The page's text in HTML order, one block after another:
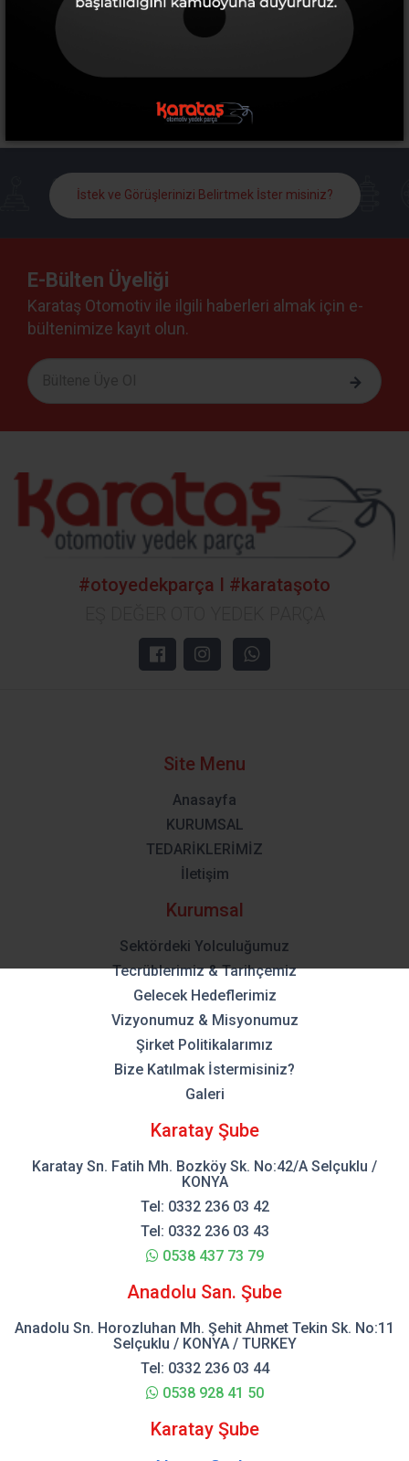
İstek ve Görüşlerinizi Belirtmek İster misiniz?
E-Bülten Üyeliği
Karataş Otomotiv ile ilgili haberleri almak için e-
bültenimize kayıt olun.
#otoyedekparça I #karataşoto
Site Menu
Anasayfa
KURUMSAL
TEDARİKLERİMİZ
İletişim
Kurumsal
Sektördeki Yolculuğumuz
Tecrüblerimiz & Tarihçemiz
Gelecek Hedeflerimiz
Vizyonumuz & Misyonumuz
Şirket Politikalarımız
Bize Katılmak İstermisiniz?
Galeri
Karatay Şube
Karatay Sn. Fatih Mh. Bozköy Sk. No:42/A Selçuklu /
KONYA
Tel: 0332 236 03 42
Tel: 0332 236 03 43
0538 437 73 79
Anadolu San. Şube
Anadolu Sn. Horozluhan Mh. Şehit Ahmet Tekin Sk. No:11
Selçuklu / KONYA / TURKEY
Tel: 0332 236 03 44
0538 928 41 50
Karatay Şube